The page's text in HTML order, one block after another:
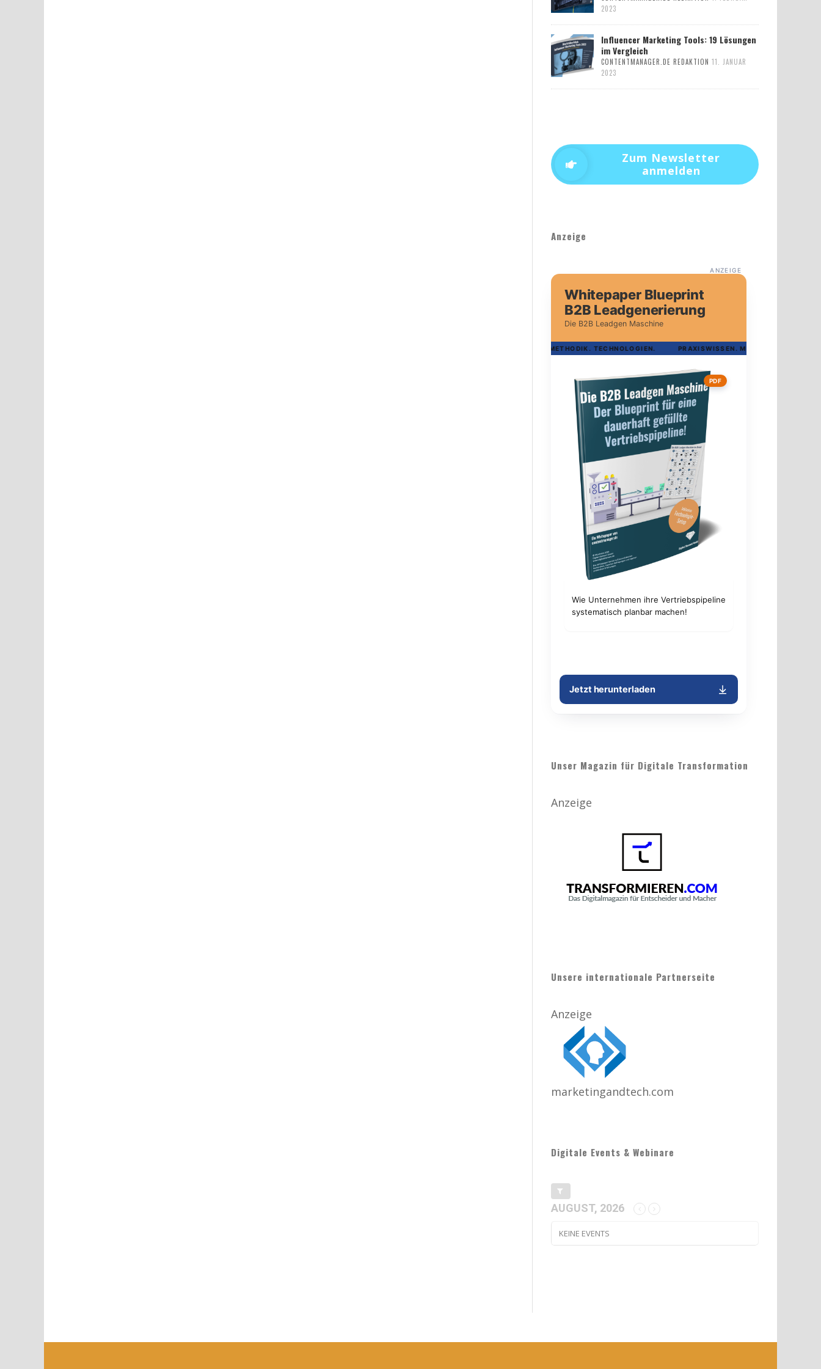
2023
Influencer Marketing Tools: 19 Lösungen
im Vergleich
CONTENTMANAGER.DE REDAKTION 11. JANUAR
2023
Zum Newsletter
anmelden
Anzeige
Unser Magazin für Digitale Transformation
Anzeige
Unsere internationale Partnerseite
Anzeige
marketingandtech.com
Digitale Events & Webinare
AUGUST, 2026
KEINE EVENTS